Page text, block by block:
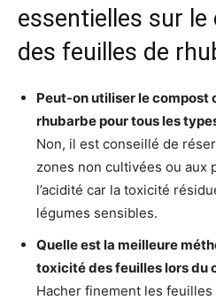
essentielles sur
des feuilles de
Peut-on utiliser le compost
rhubarbe pour tous les
Non, il est conseillé de
zones non cultivées ou aux
l’acidité car la toxicité
légumes sensibles.
Quelle est la meilleure
toxicité des feuilles lors du
Hacher finement les feuilles